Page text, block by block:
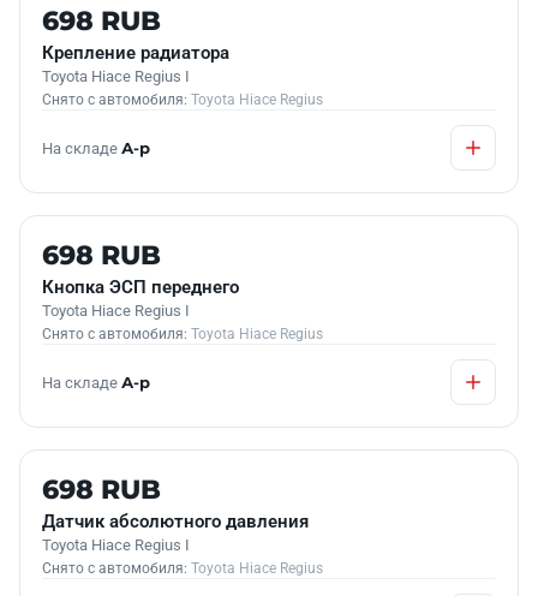
Б/У В НАЛИЧИИ
698 RUB
Крепление радиатора
Toyota Hiace Regius I
Снято с автомобиля: Toyota Hiace Regius
На складе А-р
Б/У В НАЛИЧИИ
698 RUB
Кнопка ЭСП переднего
Toyota Hiace Regius I
Снято с автомобиля: Toyota Hiace Regius
На складе А-р
Б/У В НАЛИЧИИ
698 RUB
Датчик абсолютного давления
Toyota Hiace Regius I
Снято с автомобиля: Toyota Hiace Regius